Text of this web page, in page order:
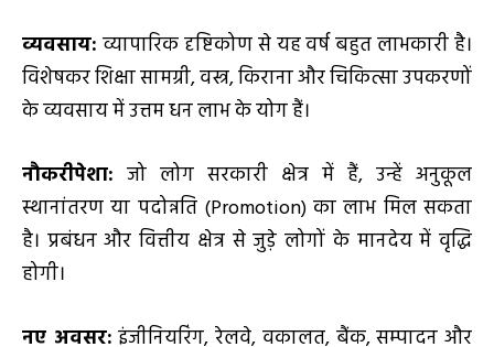
व्यवसाय: व्यापारिक दृष्टिकोण से यह वर्ष बहुत लाभकारी है।
विशेषकर शिक्षा सामग्री, वस्त्र, किराना और चिकित्सा उपकरणों
के व्यवसाय में उत्तम धन लाभ के योग हैं।
नौकरीपेशा: जो लोग सरकारी क्षेत्र में हैं, उन्हें अनुकूल
स्थानांतरण या पदोन्नति (Promotion) का लाभ मिल सकता
है। प्रबंधन और वित्तीय क्षेत्र से जुड़े लोगों के मानदेय में वृद्धि
होगी।
नए अवसर: इंजीनियरिंग, रेलवे, वकालत, बैंक, सम्पादन और